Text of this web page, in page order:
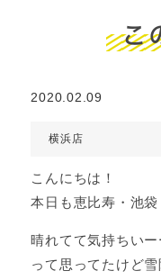
こ
2020.02.09
横浜店
こんにちは！
本日も恵比寿・池
晴れてて気持ちいー
って思ってたけど